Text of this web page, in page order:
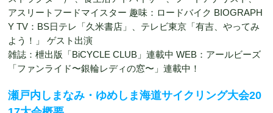
アスリートフードマイスター 趣味：ロードバイク BIOGRAPH
Y TV：BS日テレ「久米書店」、テレビ東京「有吉、やってみ
よう！」 ゲスト出演
雑誌：枻出版「BiCYCLE CLUB」連載中 WEB：アールビーズ
「ファンライド〜銀輪レディの窓〜」連載中！
瀬戸内しまなみ・ゆめしま海道サイクリング大会20